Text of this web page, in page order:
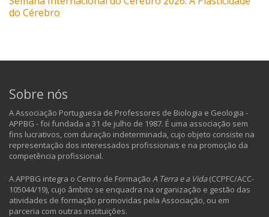
do Cérebro
Sobre nós
A Associação Portuguesa de Professores de Biologia e Geologia -
APPBG - foi fundada a 31 de julho de 1987. É uma associação sem
fins lucrativos, com duração indeterminada, cujo objeto consiste na
representação dos interessados profissionais e na promoção da
competência profissional.
A APPBG integra o Centro de Formação A Terra e a Vida(CCPFC/ACC-
105044/19), cujo âmbito se enquadra na organização e gestão das
atividades de formação promovidas pela Associação, ou em
parceria com outras instituições.